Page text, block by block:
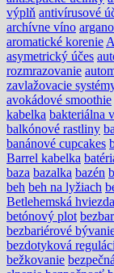
výplň antivírusové
archívne víno
aromatické korenie
asymetrický účes
rozmrazovanie
zavlažovacie
avokádové smoothie
kabelka bakteriálna
balkónové rastliny
banánové cupcakes
Barrel kabelka
baza bazalka bazén
beh beh na lyžiach
Betlehemská hviezda
betónový plot
bezbariérové
bezdotyková
bežkovanie